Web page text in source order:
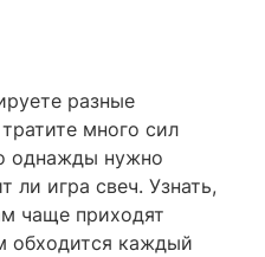
клиента?
разные
много сил
однажды нужно
ли игра свеч. Узнать,
чаще приходят
обходится каждый